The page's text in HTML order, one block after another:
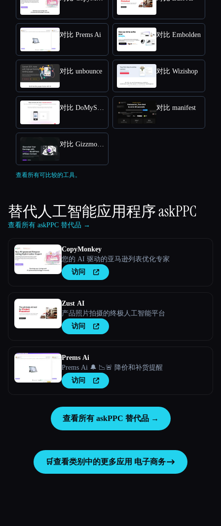
对比 Prems Ai 对比 Embolden
对比 unbounce 对比 Wizishop
对比 DoMyShoot 对比 manifest
对比 Gizzmo Ai
查看所有可比较的工具。
替代人工智能应用程序askPPC
查看所有 askPPC 替代品 →
CopyMonkey
您的 AI 驱动的亚马逊列表优化专家
访问
Zust AI
产品照片拍摄的终极人工智能平台
访问
Prems Ai
Prems Ai 🔔 📉🚨 降价和补货提醒
访问
查看所有 askPPC 替代品 →
🛒查看类别中的更多应用 电子商务